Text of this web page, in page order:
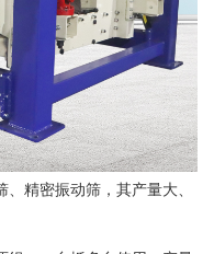
精密振动筛，其产量大、